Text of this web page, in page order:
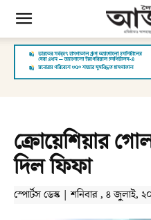
ক্রোয়েশিয়ার
দিল ফিফা
স্পোর্টস ডেস্ক | শনিবার , ৪ জুলাই,